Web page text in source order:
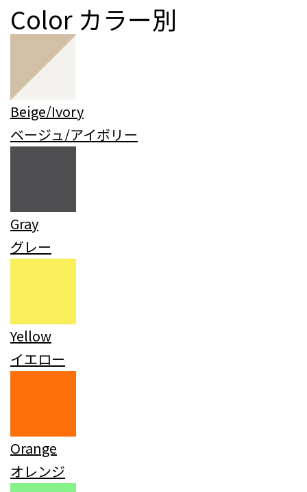
Color カラー別
Beige/Ivory
ベージュ/アイボリー
Gray
グレー
Yellow
イエロー
Orange
オレンジ